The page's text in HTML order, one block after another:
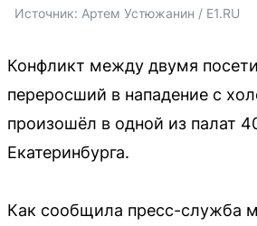
Источник: Артем Устюжанин / E1.RU
Конфликт между двумя
переросший в нападение с
произошёл в одной из палат
Екатеринбурга.
Как сообщила пресс-служба